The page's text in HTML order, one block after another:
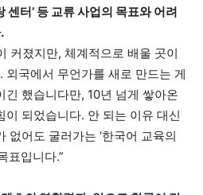
센터’ 등 교류 사업의 목표와 어려
커졌지만, 체계적으로 배울 곳이
외국에서 무언가를 새로 만드는 게
긴 했습니다만, 10년 넘게 쌓아온
되었습니다. 안 되는 이유 대신
없어도 굴러가는 ‘한국어 교육의
표입니다.”